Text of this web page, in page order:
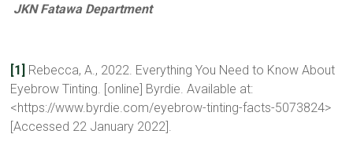
JKN Fatawa Department
[1] Rebecca, A., 2022. Everything You Need to Know About
Eyebrow Tinting. [online] Byrdie. Available at:
<https://www.byrdie.com/eyebrow-tinting-facts-5073824>
[Accessed 22 January 2022].